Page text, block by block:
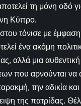
τη μόνη οδό
Κύπρο.
τόνισε με
ένα ακόμη
αλλά μια
που αρνούνται να
την αδικία
της πατρίδας.